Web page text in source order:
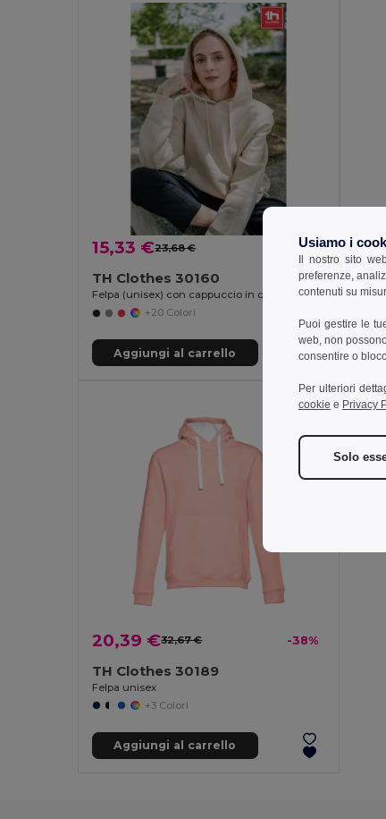
15,33 €23,68 € -35%
TH Clothes 30160
Felpa (unisex) con cappuccio in cotone e poliestere
+20 Colori
Aggiungi al carrello
TH
Felpa
20,39 €32,67 € -38%
TH Clothes 30189
Felpa unisex
+3 Colori
Aggiungi al carrello
Usiamo i
Il nostro sito
preferenze,
contenuti su
Puoi gestire le
web, non
consentire o
Per ulteriori
cookie e Privacy
Solo